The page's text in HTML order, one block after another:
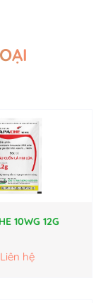
10WG 12G
Liên hệ